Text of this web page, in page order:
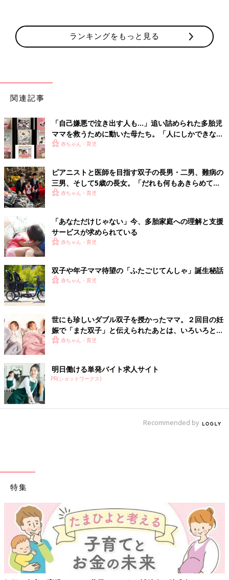
ランキングをもっと見る
関連記事
「自己嫌悪で泣き出す人も…」追い詰められた多胎児
ママを救うために動いた母たち。「人にしかできない
サポート」の重要性
赤ちゃん・育児
ピアニストと医師を目指す双子の長男・二男、難病の
三男、そして5歳の長女。「だれも何もあきらめてほ
しくない」母の思い
赤ちゃん・育児
「あなただけじゃない」今、多胎家庭への理解と支援
サービスが求められている
赤ちゃん・育児
双子や年子ママ待望の「ふたごじてんしゃ」誕生秘話
赤ちゃん・育児
世にも珍しいダブル双子を授かったママ。２回目の妊
娠で「また双子」と伝えられたあとは、いろいろと不
安が巡り…!?【体験談】
赤ちゃん・育児
明日働ける単発バイト求人サイト
PR(ショットワークス)
Recommended by
特集